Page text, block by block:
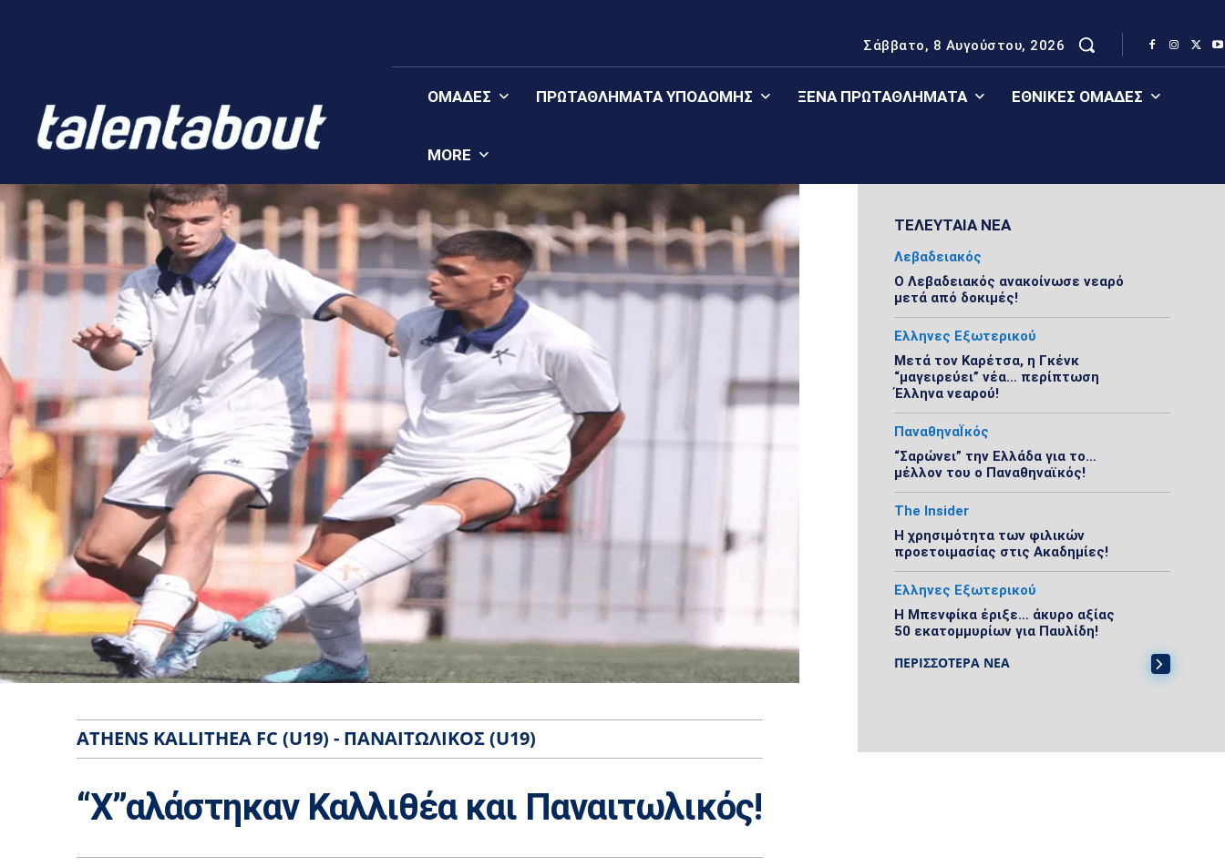
Σάββατο, 8 Αυγούστου, 2026
ΟΜΆΔΕΣ ΠΡΩΤΑΘΛΉΜΑΤΑ YΠΟΔΟΜΉΣ ΞΈΝΑ ΠΡΩΤΑΘΛΉΜΑΤΑ ΕΘΝΙΚΈΣ ΟΜΆΔΕΣ
MORE
ATHENS KALLITHEA FC (U19) - ΠΑΝΑΙΤΩΛΙΚΌΣ (U19)
“Χ”αλάστηκαν Καλλιθέα και Παναιτωλικός!
ΤΕΛΕΥΤΑΙΑ ΝΕΑ
Λεβαδειακός
Ο Λεβαδειακός ανακοίνωσε νεαρό
μετά από δοκιμές!
Ελληνες Εξωτερικού
Μετά τον Καρέτσα, η Γκένκ
“μαγειρεύει” νέα… περίπτωση
Έλληνα νεαρού!
ΠαναθηναΪκός
“Σαρώνει” την Ελλάδα για το…
μέλλον του ο Παναθηναϊκός!
The Insider
Η χρησιμότητα των φιλικών
προετοιμασίας στις Ακαδημίες!
Ελληνες Εξωτερικού
Η Μπενφίκα έριξε… άκυρο αξίας
50 εκατομμυρίων για Παυλίδη!
ΠΕΡΙΣΣΟΤΕΡΑ ΝΕΑ